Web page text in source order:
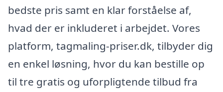
bedste pris samt en klar forståelse af,
hvad der er inkluderet i arbejdet. Vores
platform, tagmaling-priser.dk, tilbyder dig
en enkel løsning, hvor du kan bestille op
til tre gratis og uforpligtende tilbud fra